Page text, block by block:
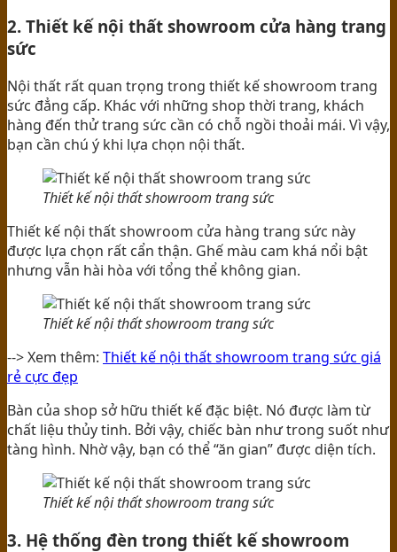
2. Thiết kế nội thất showroom cửa hàng trang
sức
Nội thất rất quan trọng trong thiết kế showroom trang
sức đẳng cấp. Khác với những shop thời trang, khách
hàng đến thử trang sức cần có chỗ ngồi thoải mái. Vì vậy,
bạn cần chú ý khi lựa chọn nội thất.
Thiết kế nội thất showroom trang sức
Thiết kế nội thất showroom cửa hàng trang sức này
được lựa chọn rất cẩn thận. Ghế màu cam khá nổi bật
nhưng vẫn hài hòa với tổng thể không gian.
Thiết kế nội thất showroom trang sức
--> Xem thêm: Thiết kế nội thất showroom trang sức giá
rẻ cực đẹp
Bàn của shop sở hữu thiết kế đặc biệt. Nó được làm từ
chất liệu thủy tinh. Bởi vậy, chiếc bàn như trong suốt như
tàng hình. Nhờ vậy, bạn có thể “ăn gian” được diện tích.
Thiết kế nội thất showroom trang sức
3. Hệ thống đèn trong thiết kế showroom